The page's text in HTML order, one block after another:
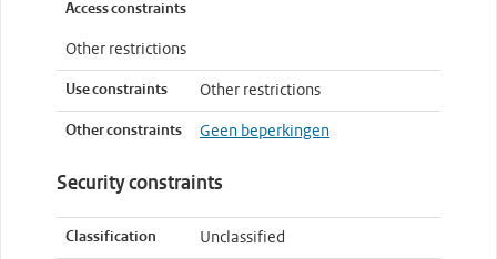
Access constraints
Other restrictions
Use constraints Other restrictions
Other constraints Geen beperkingen
Security constraints
Classification Unclassified